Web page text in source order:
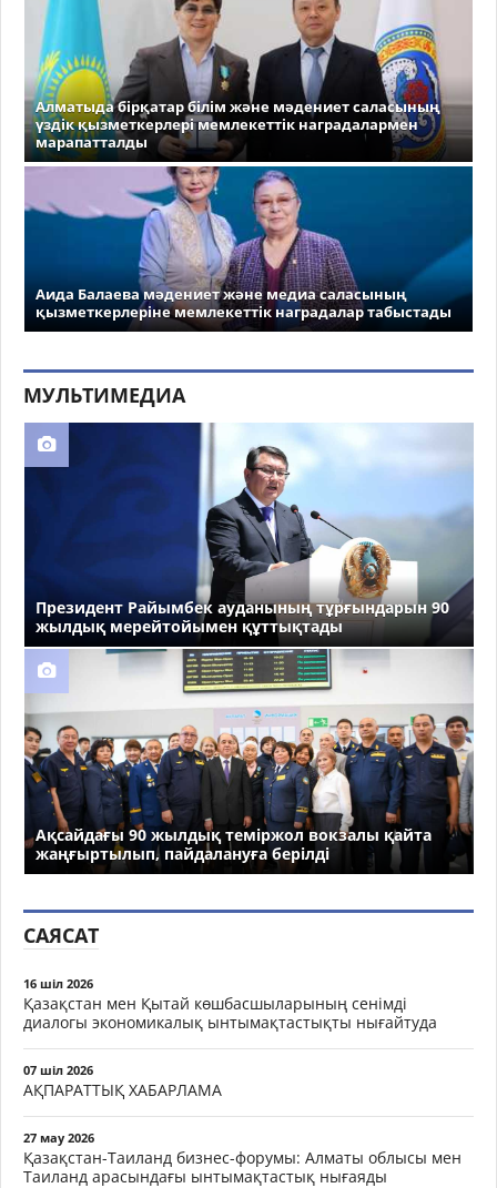
Алматыда бірқатар білім және мәдениет саласының
үздік қызметкерлері мемлекеттік наградалармен
марапатталды
Аида Балаева мәдениет және медиа саласының
қызметкерлеріне мемлекеттік наградалар табыстады
МУЛЬТИМЕДИА
Президент Райымбек ауданының тұрғындарын 90
жылдық мерейтойымен құттықтады
Ақсайдағы 90 жылдық теміржол вокзалы қайта
жаңғыртылып, пайдалануға берілді
САЯСАТ
16 шіл 2026
Қазақстан мен Қытай көшбасшыларының сенімді
диалогы экономикалық ынтымақтастықты нығайтуда
07 шіл 2026
АҚПАРАТТЫҚ ХАБАРЛАМА
27 мау 2026
Қазақстан-Таиланд бизнес-форумы: Алматы облысы мен
Таиланд арасындағы ынтымақтастық нығаяды